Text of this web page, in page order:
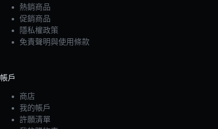
熱銷商品
促銷商品
隱私權政策
免責聲明與使用條款
帳戶
商店
我的帳戶
許願清單